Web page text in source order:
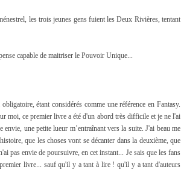
les trois jeunes gens fuient les Deux Rivières, tentant
capable de maitriser le Pouvoir Unique...
étant considérés comme une référence en Fantasy.
moi, ce premier livre a été d'un abord très difficile et je ne l'ai
une petite lueur m’entraînant vers la suite. J'ai beau me
que les choses vont se décanter dans la deuxième, que
pas envie de poursuivre, en cet instant... Je sais que les fans
livre... sauf qu'il y a tant à lire ! qu'il y a tant d'auteurs